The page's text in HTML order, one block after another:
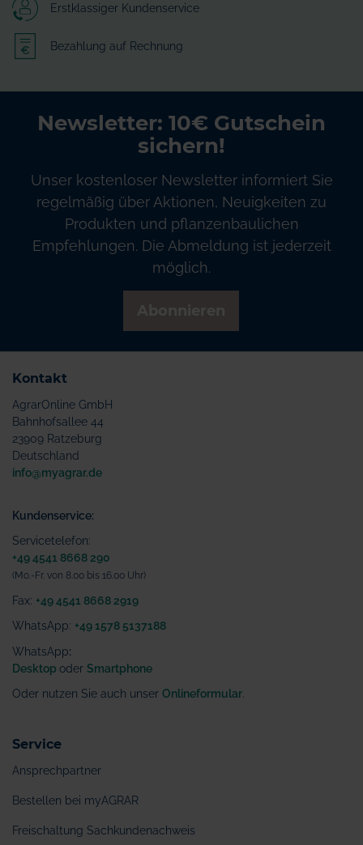
Erstklassiger Kundenservice
Bezahlung auf Rechnung
Newsletter: 10€ Gutschein
sichern!
Unser kostenloser Newsletter informiert Sie
regelmäßig über Aktionen, Neuigkeiten zu
Produkten und pflanzenbaulichen
Empfehlungen. Die Abmeldung ist jederzeit
möglich.
Kontakt
AgrarOnline GmbH
Bahnhofsallee 44
23909 Ratzeburg
Deutschland
info@myagrar.de
Kundenservice:
Servicetelefon:
+49 4541 8668 290
(Mo.-Fr. von 8.00 bis 16.00 Uhr)
Fax: +49 4541 8668 2919
WhatsApp: +49 1578 5137188
WhatsApp:
Desktop oder Smartphone
Oder nutzen Sie auch unser Onlineformular
Service
Ansprechpartner
Bestellen bei myAGRAR
Freischaltung Sachkundenachweis